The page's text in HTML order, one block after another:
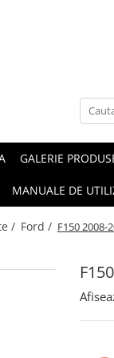
GALERIE
MANUALE DE
/ Ford / F150 2008-